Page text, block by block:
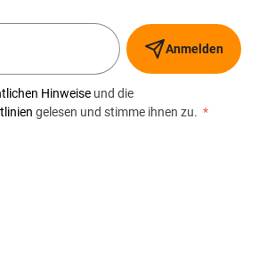
Anmelden
Hinweise und die
gelesen und stimme ihnen zu. *